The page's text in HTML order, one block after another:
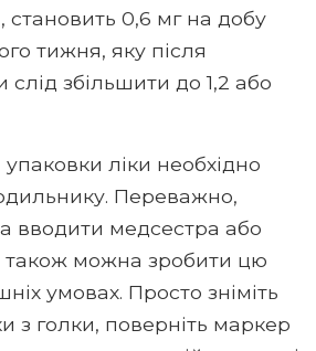
становить 0,6 мг на добу
тижня, яку після
слід збільшити до 1,2 або
упаковки ліки необхідно
Переважно,
вводити медсестра або
також можна зробити цю
умовах. Просто зніміть
з голки, поверніть маркер